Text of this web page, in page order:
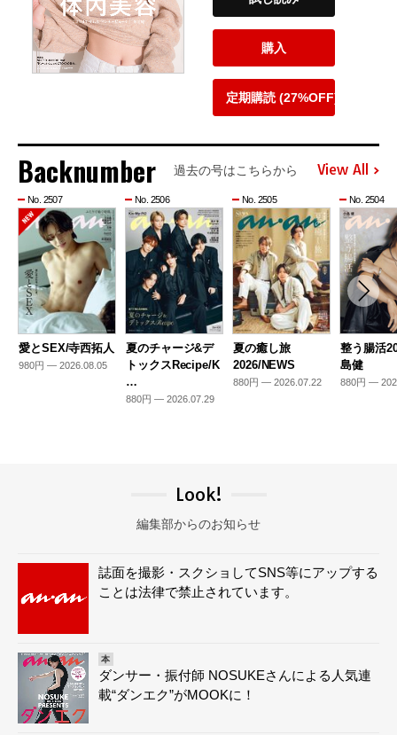
購入
定期購読 (27%OFF)
Backnumber 過去の号はこちらから View All
No. 2507
愛とSEX/寺西拓人
980円 — 2026.08.05
No. 2506
夏のチャージ&デ
トックスRecipe/K
…
880円 — 2026.07.29
No. 2505
夏の癒し旅
2026/NEWS
880円 — 2026.07.22
No. 2504
整う腸活
島健
880円 —
Look!
編集部からのお知らせ
誌面を撮影・スクショしてSNS等にアップする
ことは法律で禁止されています。
本
ダンサー・振付師 NOSUKEさんによる人気連
載“ダンエク”がMOOKに！